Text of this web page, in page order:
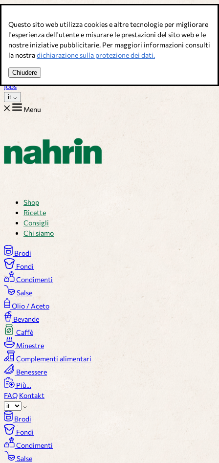
Questo sito web utilizza cookies e altre tecnologie per migliorare
l'esperienza dell'utente e misurare le prestazioni del sito web e le
nostre iniziative pubblicitarie. Per maggiori informazioni consulti
la nostradichiarazione sulla protezione dei dati.
Chiudere
Brodi, condimenti & complementi alimentari. Qualità svizzera.
Assistenza Clienti
Ricette
Consigli
Chi siamo
Jobs
it
Menu
Shop
Ricette
Consigli
Chi siamo
Brodi
Fondi
Condimenti
Salse
Olio / Aceto
Bevande
Caffè
Minestre
Complementi alimentari
Benessere
Più…
FAQ Kontakt
Brodi
Fondi
Condimenti
Salse